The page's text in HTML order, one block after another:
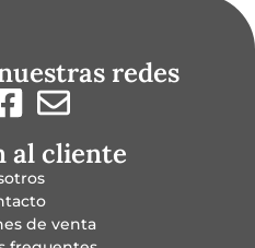
redes
al cliente
de venta